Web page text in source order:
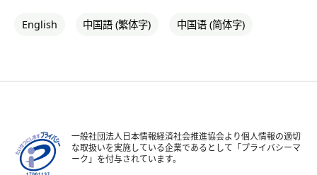
English 中国語 (繁体字) 中国语 (简体字)
一般社団法人日本情報経済社会推進協会より個人情報の適切
な取扱いを実施している企業であるとして「プライバシーマ
ーク」を付与されています。